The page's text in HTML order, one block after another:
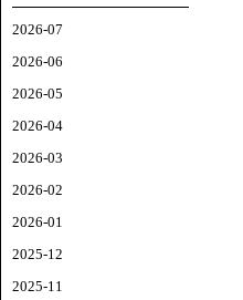
2026-07
2026-06
2026-05
2026-04
2026-03
2026-02
2026-01
2025-12
2025-11